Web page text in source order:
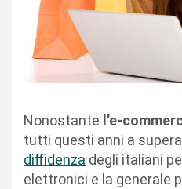
Nonostante l’e-
tutti questi anni a
diffidenza degli italiani
elettronici e la generale